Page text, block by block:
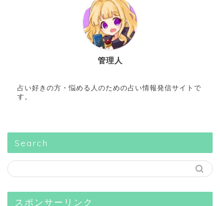
管理人
占い好きの方・悩める人のための占い情報発信サイトで
す。
Search
スポンサーリンク